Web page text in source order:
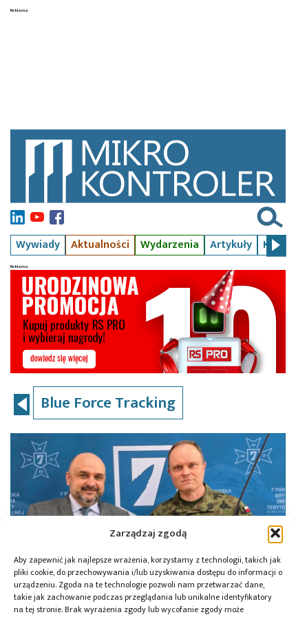
Zarządzaj zgodą
Aby zapewnić jak najlepsze wrażenia, korzystamy z technologii, takich jak
pliki cookie, do przechowywania i/lub uzyskiwania dostępu do informacji o
urządzeniu. Zgoda na te technologie pozwoli nam przetwarzać dane,
takie jak zachowanie podczas przeglądania lub unikalne identyfikatory
na tej stronie. Brak wyrażenia zgody lub wycofanie zgody może
Wywiady Aktualności Wydarzenia Artykuły Kursy
Blue Force Tracking